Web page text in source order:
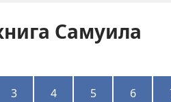
Самуила
3 4 5 6